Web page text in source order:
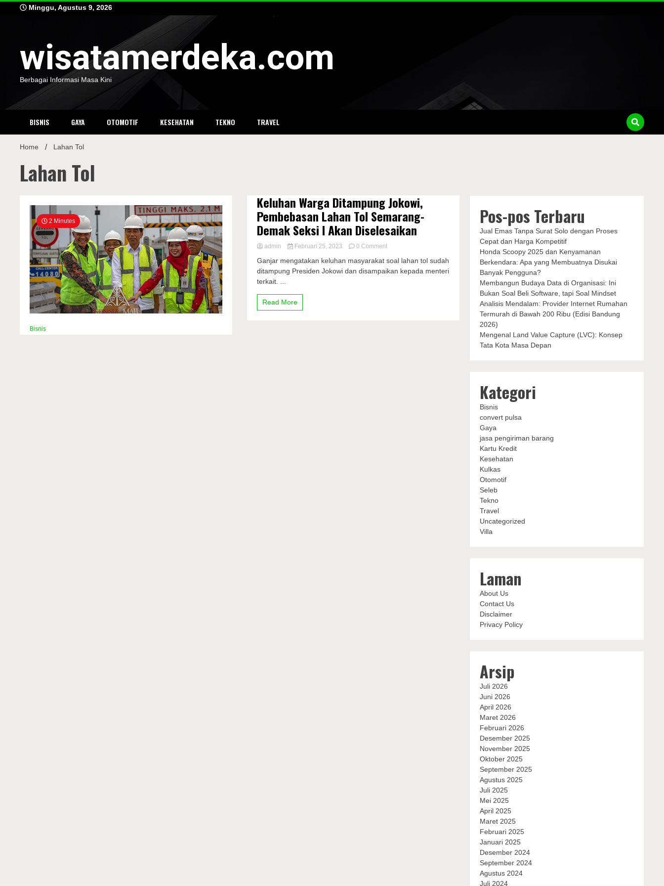
Minggu, Agustus 9, 2026
wisatamerdeka.com
Berbagai Informasi Masa Kini
BISNIS GAYA OTOMOTIF KESEHATAN TEKNO TRAVEL
Home Lahan Tol
Lahan Tol
2 Minutes
Bisnis
Keluhan Warga Ditampung Jokowi,
Pembebasan Lahan Tol Semarang-
Demak Seksi I Akan Diselesaikan
admin Februari 25, 2023 0 Commenton
Warga
Ditampung
Ganjar mengatakan keluhan masyarakat soal lahan tol sudah
ditampung Presiden Jokowi dan disampaikan kepada menteri
terkait. ...
Read More
Pos-pos Terbaru
Jual Emas Tanpa Surat Solo dengan Proses
Cepat dan Harga Kompetitif
Honda Scoopy 2025 dan Kenyamanan
Berkendara: Apa yang Membuatnya Disukai
Banyak Pengguna?
Membangun Budaya Data di Organisasi: Ini
Bukan Soal Beli Software, tapi Soal Mindset
Analisis Mendalam: Provider Internet Rumahan
Termurah di Bawah 200 Ribu (Edisi Bandung
2026)
Mengenal Land Value Capture (LVC): Konsep
Tata Kota Masa Depan
Kategori
Bisnis
convert pulsa
Gaya
jasa pengiriman barang
Kartu Kredit
Kesehatan
Kulkas
Otomotif
Seleb
Tekno
Travel
Uncategorized
Villa
Laman
About Us
Contact Us
Disclaimer
Privacy Policy
Arsip
Juli 2026
Juni 2026
April 2026
Maret 2026
Februari 2026
Desember 2025
November 2025
Oktober 2025
September 2025
Agustus 2025
Juli 2025
Mei 2025
April 2025
Maret 2025
Februari 2025
Januari 2025
Desember 2024
September 2024
Agustus 2024
Juli 2024